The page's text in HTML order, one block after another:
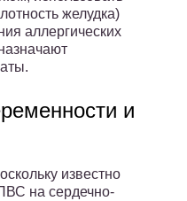
желудка)
аллергических
и
известно
на сердечно-